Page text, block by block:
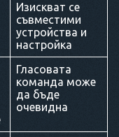
Изискват се
съвместими
устройства и
настройка
Гласовата
команда може
да бъде
очевидна